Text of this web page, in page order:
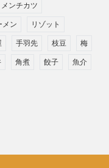
メンチカツ
メン リゾット
手羽先 枝豆 梅
角煮 餃子 魚介